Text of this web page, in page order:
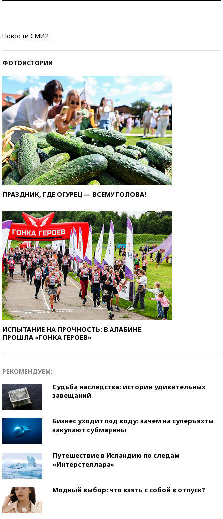
Новости СМИ2
ФОТОИСТОРИИ
ПРАЗДНИК, ГДЕ ОГУРЕЦ — ВСЕМУ ГОЛОВА!
ИСПЫТАНИЕ НА ПРОЧНОСТЬ: В АЛАБИНЕ
ПРОШЛА «ГОНКА ГЕРОЕВ»
РЕКОМЕНДУЕМ:
Судьба наследства: истории удивительных
завещаний
Бизнес уходит под воду: зачем на суперъяхты
закупают субмарины
Путешествие в Исландию по следам
«Интерстеллара»
Модный выбор: что взять с собой в отпуск?